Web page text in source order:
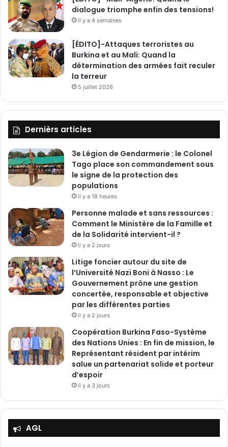
dialogue triomphe enfin des tensions!
il y a 4 semaines
[ÉDITO]-Attaques terroristes au
Burkina et au Mali: Quand la
détermination des armées fait reculer
la terreur
5 juillet 2026
Dernièrs articles
3e Légion de Gendarmerie : le Colonel
Tago place son commandement sous
le signe de la protection des
populations
il y a 18 heures
Personne malade et sans ressources :
Comment le Ministère de la Famille et
de la Solidarité intervient-il ?
il y a 2 jours
Litige foncier autour du site de
l’Université Nazi Boni à Nasso : Le
Gouvernement prône une gestion
concertée, responsable et objective
par les différentes parties
il y a 2 jours
‎Coopération Burkina Faso-Système
des Nations Unies : En fin de mission, le
Représentant résident par intérim
salue un partenariat solide et porteur
d’espoir
il y a 3 jours
AGL